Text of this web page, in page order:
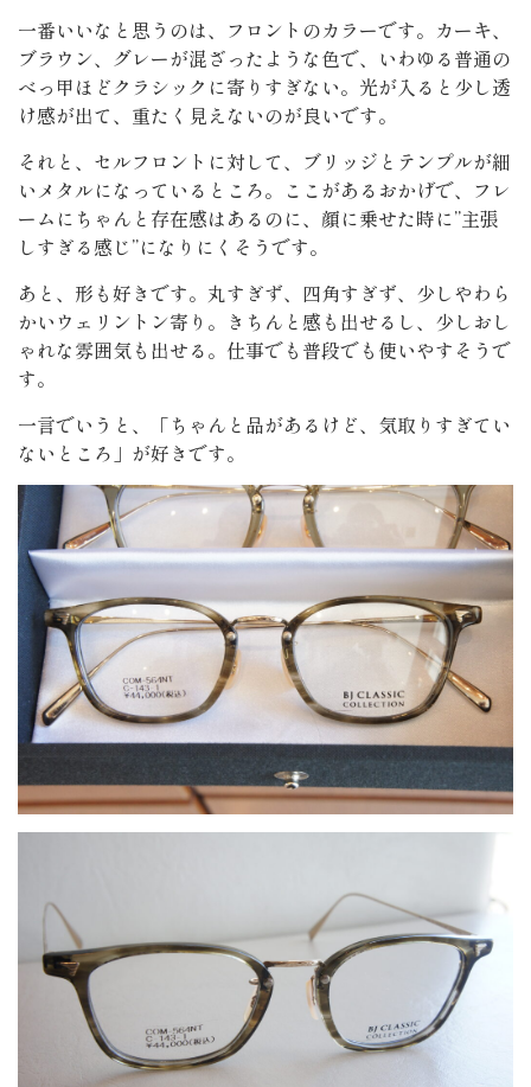
一番いいなと思うのは、フロントのカラーです。カーキ、
ブラウン、グレーが混ざったような色で、いわゆる普通の
べっ甲ほどクラシックに寄りすぎない。光が入ると少し透
け感が出て、重たく見えないのが良いです。
それと、セルフロントに対して、ブリッジとテンプルが細
いメタルになっているところ。ここがあるおかげで、フレ
ームにちゃんと存在感はあるのに、顔に乗せた時に”主張
しすぎる感じ”になりにくそうです。
あと、形も好きです。丸すぎず、四角すぎず、少しやわら
かいウェリントン寄り。きちんと感も出せるし、少しおし
ゃれな雰囲気も出せる。仕事でも普段でも使いやすそうで
す。
一言でいうと、「ちゃんと品があるけど、気取りすぎてい
ないところ」が好きです。